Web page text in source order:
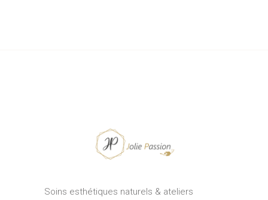
Soins esthétiques naturels & ateliers